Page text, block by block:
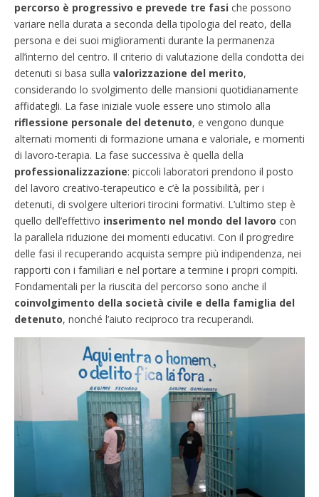
percorso è progressivo e prevede tre fasi che possono
variare nella durata a seconda della tipologia del reato, della
persona e dei suoi miglioramenti durante la permanenza
all’interno del centro. Il criterio di valutazione della condotta dei
detenuti si basa sulla valorizzazione del merito,
considerando lo svolgimento delle mansioni quotidianamente
affidategli. La fase iniziale vuole essere uno stimolo alla
riflessione personale del detenuto, e vengono dunque
alternati momenti di formazione umana e valoriale, e momenti
di lavoro-terapia. La fase successiva è quella della
professionalizzazione: piccoli laboratori prendono il posto
del lavoro creativo-terapeutico e c’è la possibilità, per i
detenuti, di svolgere ulteriori tirocini formativi. L’ultimo step è
quello dell’effettivo inserimento nel mondo del lavoro con
la parallela riduzione dei momenti educativi. Con il progredire
delle fasi il recuperando acquista sempre più indipendenza, nei
rapporti con i familiari e nel portare a termine i propri compiti.
Fondamentali per la riuscita del percorso sono anche il
coinvolgimento della società civile e della famiglia del
detenuto, nonché l’aiuto reciproco tra recuperandi.